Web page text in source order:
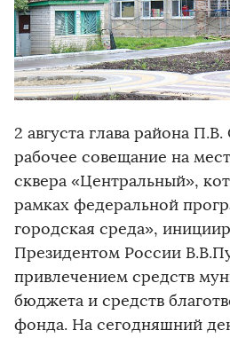
2 августа глава района
рабочее совещание на
сквера «Центральный»,
рамках федеральной
городская среда»,
Президентом России
привлечением средств
бюджета и средств
фонда. На сегодняшний